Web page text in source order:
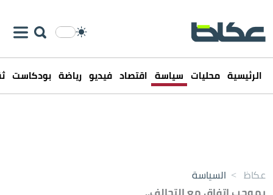
الرئيسية محليات سياسة اقتصاد فيديو رياضة بودكاست
عكاظ > السياسة